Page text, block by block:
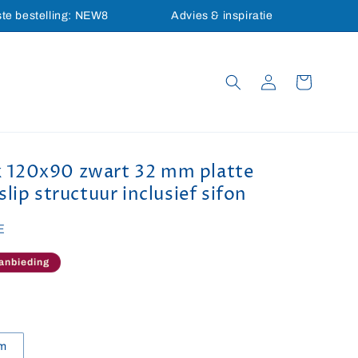
bestelling: NEW8 Advies & inspiratie
InloggenWinkelwagen
120x90 zwart 32 mm platte
structuur inclusief sifon